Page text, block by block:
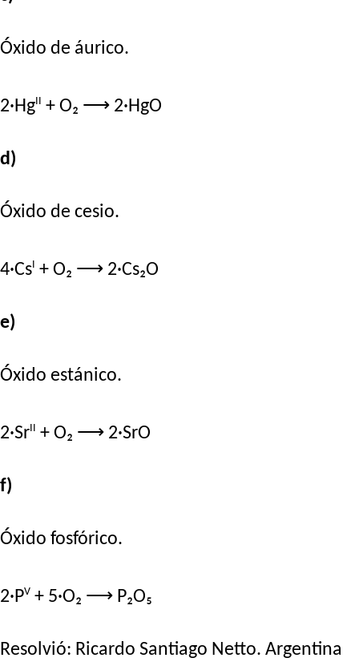
Óxido de áurico.
2·Hg + O₂ ⟶ 2·HgO
d)
Óxido de cesio.
4·Cs + O₂ ⟶ 2·Cs₂O
e)
Óxido estánico.
2·Sr + O₂ ⟶ 2·SrO
f)
Óxido fosfórico.
2·PV + 5·O₂ ⟶ P₂O₅
Resolvió: Ricardo Santiago Netto. Argentina